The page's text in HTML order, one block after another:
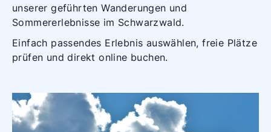
unserer geführten Wanderungen und
Sommererlebnisse im Schwarzwald.
Einfach passendes Erlebnis auswählen, freie Plätze
prüfen und direkt online buchen.